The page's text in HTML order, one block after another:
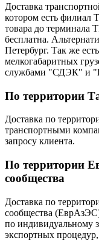
Доставка
котором есть
товара до
бесплатна.
Петербург. Так же
мелкогабаритных
службами "СДЭК" и
По территории
Доставка по
транспортными
запросу клиента.
По территории
сообщества
Доставка по
сообщества (ЕврАзЭС)
по индивидуальному
экспортных